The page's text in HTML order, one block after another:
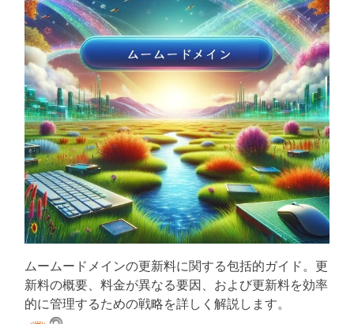
管
理
：
コ
ス
ト
を
抑
え
て
オ
ン
ラ
イ
ン
ア
イ
r
m
e
n
t
m
a
t
e
d
r
e
a
d
t
i
m
e
ムームードメインの更新料に関する包括的ガイド。更
新料の概要、料金が異なる要因、および更新料を効率
的に管理するための戦略を詳しく解説します。